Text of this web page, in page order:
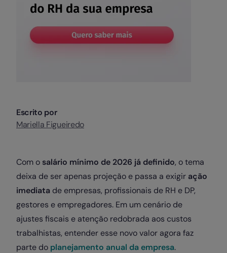
Escrito por
Mariella Figueiredo
Com o salário mínimo de 2026 já definido, o tema
deixa de ser apenas projeção e passa a exigir ação
imediata de empresas, profissionais de RH e DP,
gestores e empregadores. Em um cenário de
ajustes fiscais e atenção redobrada aos custos
trabalhistas, entender esse novo valor agora faz
parte do planejamento anual da empresa.